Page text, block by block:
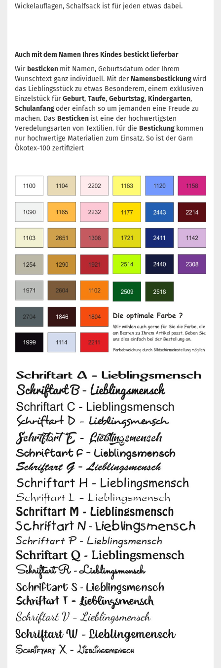
Wickelauflagen, Schalfsack ist für jeden etwas dabei.
Auch mit dem Namen Ihres Kindes bestickt lieferbar
Wir besticken mit Namen, Geburtsdatum oder Ihrem
Wunschtext ganz individuell. Mit der Namensbestickungwird
das Lieblingsstück zu etwas Besonderem, einem exklusiven
Einzelstück fürGeburt, Taufe, Geburtstag, Kindergarten,
Schulanfangoder einfach so um jemanden eine Freude zu
machen. Das Besticken ist eine der hochwertigsten
Veredelungsarten von Textilien. Für die Bestickung kommen
nur hochwertige Materialien zum Einsatz. So ist der Garn
Ökotex-100 zertifiziert